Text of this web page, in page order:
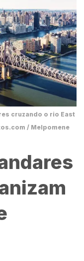
cruzando o rio East
/ Melpomene